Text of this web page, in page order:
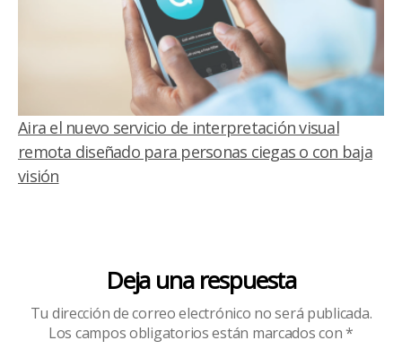
Aira el nuevo servicio de interpretación visual
remota diseñado para personas ciegas o con baja
visión
Deja una respuesta
Tu dirección de correo electrónico no será publicada.
Los campos obligatorios están marcados con*